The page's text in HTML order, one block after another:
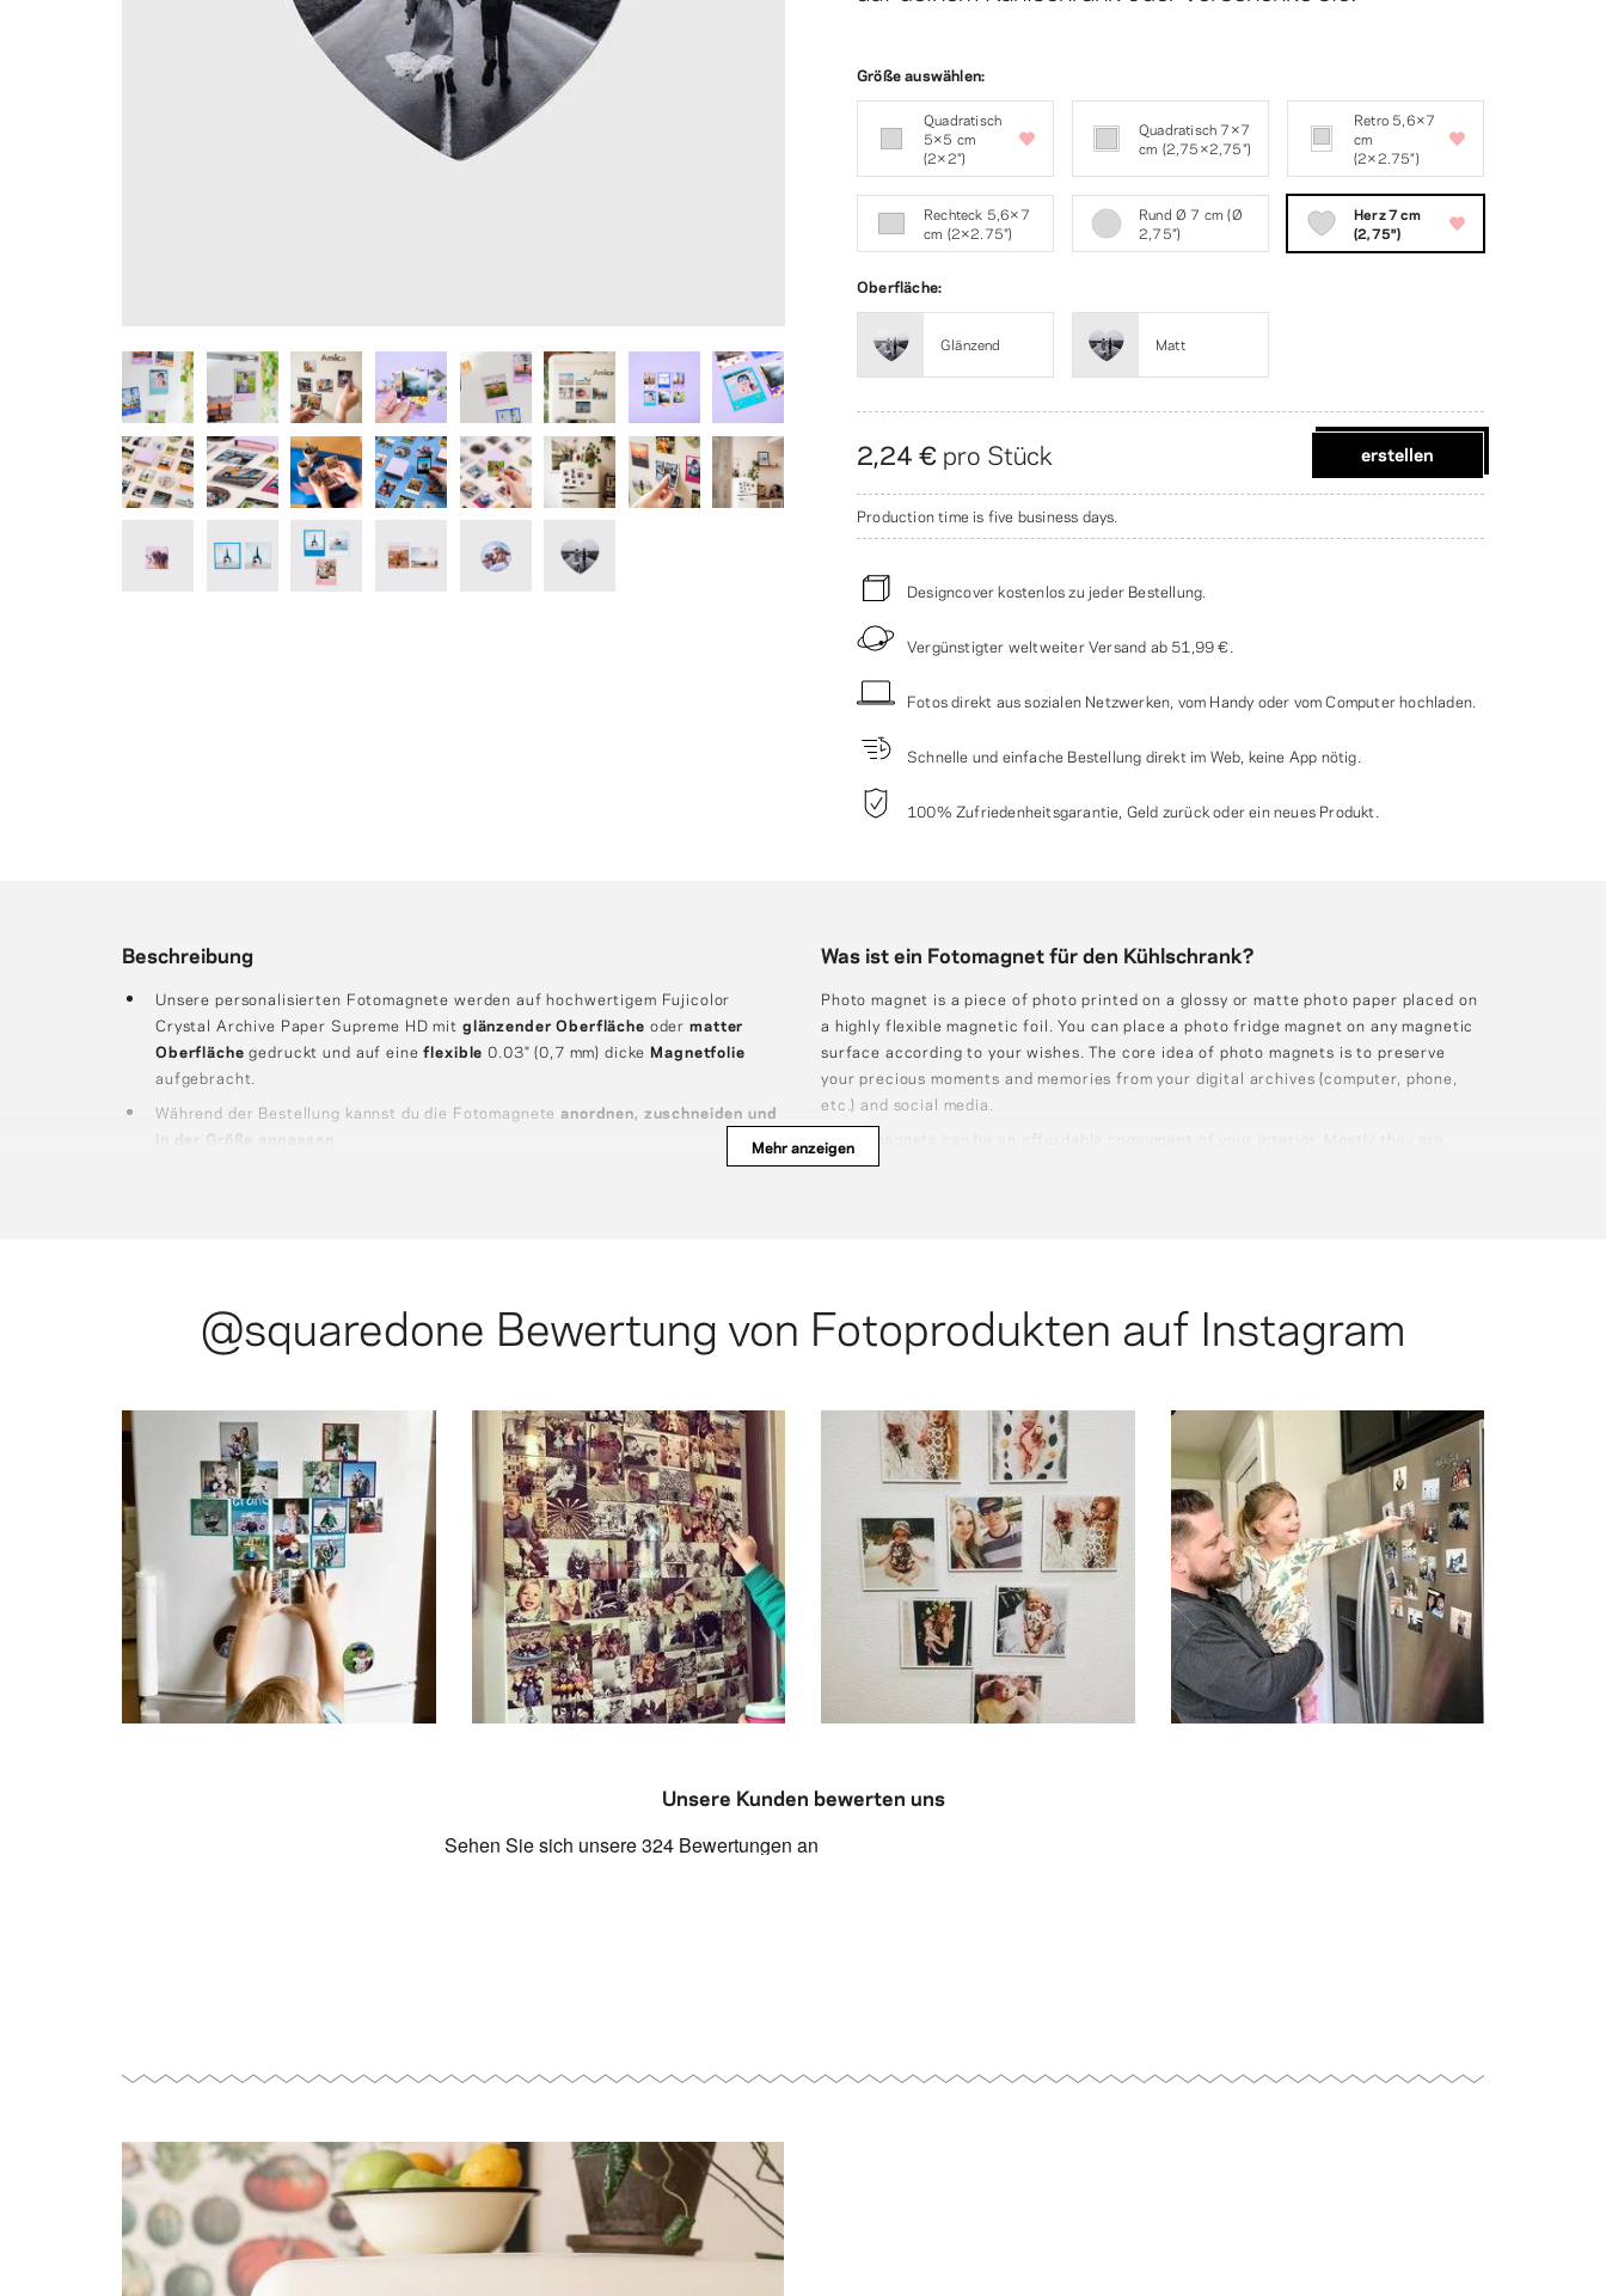
Größe auswählen:
Quadratisch
5×5 cm
(2×2″)
Quadratisch 7×7
cm (2,75×2,75″)
Retro 5,6×7
cm
(2×2.75″)
Rechteck 5,6×7
cm (2×2.75″)
Rund Ø 7 cm (Ø
2,75″)
Herz 7 cm
(2,75″)
Oberfläche:
Glänzend Matt
2,24 € pro Stück erstellen
Production time is five business days.
Designcover kostenlos zu jeder Bestellung.
Vergünstigter weltweiter Versand ab 51,99 €
Fotos direkt aus sozialen Netzwerken, vom Handy oder vom Computer hochladen.
Schnelle und einfache Bestellung direkt im Web, keine App nötig.
100% Zufriedenheitsgarantie, Geld zurück oder ein neues Produkt.
Beschreibung
Unsere personalisierten Fotomagnete werden auf hochwertigem Fujicolor
Crystal Archive Paper Supreme HD mit glänzender Oberfläche odermatter
Oberfläche gedruckt und auf eineflexible 0.03" (0,7 mm) dicke Magnetfolie
aufgebracht.
Während der Bestellung kannst du die Fotomagneteanordnen, zuschneiden und
in der Größe anpassen
Was ist ein Fotomagnet für den Kühlschrank?
Photo magnet is a piece of photo printed on a glossy or matte photo paper placed on
a highly flexible magnetic foil. You can place a photo fridge magnet on any magnetic
surface according to your wishes. The core idea of photo magnets is to preserve
your precious moments and memories from your digital archives (computer, phone,
etc.) and social media.
Photo magnets can be an affordable component of your interior. Mostly they are
being placed on fridges and magnetic boards.
Mehr anzeigen
@squaredone Bewertung von Fotoprodukten auf Instagram
@moje_kwiatki: My new favorite
addition to a fridge. Personalised
photo magnets 🥰
@smallsmallworldnewzealand: I take
1000000 photos of my children on my
phone, and we never ever print them
and put them up. But I just got my
photo magnet parcel from
Squared.one. I love looking back at
the our magnetic photos on the fridge
and the children love to see the things
they have done and the family and
friends and places they have seen.
@courtney.marquez: Printed photos
have always been important to me but
especially since being a mom they
have become even more important
and special knowing that one day her
and I will go through these photos as I
have done with my mother. I recently
discovered @squared.one and I am so
in love with their personalized photo
magnets and photo prints! Their
website is so easy to use and the
quality of the photos is beautiful. Mika
loves staring at these photo magnets
on the fridge while I do my cooking! 💛
@mommakoyle: Sundays are family
days in our house. We do our best to
spend quality time together and have
family centered activities. If you
haven't caught on by now I'm huge
into my family and pictures. So it
makes since that my family is the #1
thing I take pictures of. I'm loving
these photo fridge magnets from
@squared.one Now I have some of my
favorite pictures on my fridge to
easily see anytime!
Unsere Kunden bewerten uns